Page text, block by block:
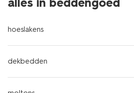
hoeslakens
dekbedden